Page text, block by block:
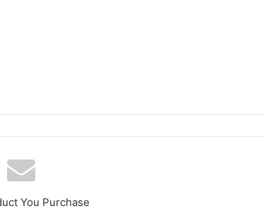
You Purchase